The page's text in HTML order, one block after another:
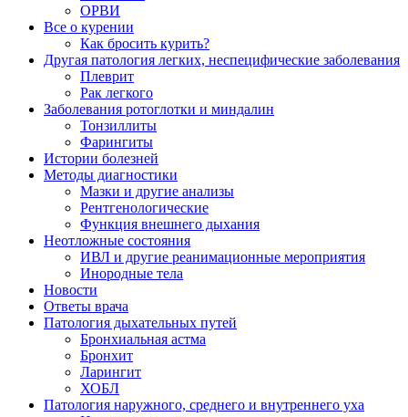
ОРВИ
Все о курении
Как бросить курить?
Другая патология легких, неспецифические заболевания
Плеврит
Рак легкого
Заболевания ротоглотки и миндалин
Тонзиллиты
Фарингиты
Истории болезней
Методы диагностики
Мазки и другие анализы
Рентгенологические
Функция внешнего дыхания
Неотложные состояния
ИВЛ и другие реанимационные мероприятия
Инородные тела
Новости
Ответы врача
Патология дыхательных путей
Бронхиальная астма
Бронхит
Ларингит
ХОБЛ
Патология наружного, среднего и внутреннего уха